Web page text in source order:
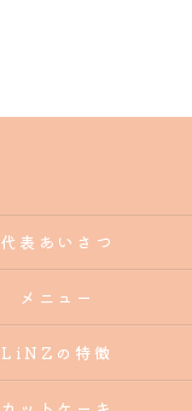
代表あいさつ
メニュー
LiNZの特徴